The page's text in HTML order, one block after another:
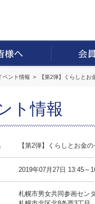
ベント情報 【第2弾】くらしと
ト情報
【第2弾】くらしとお金
2019年07月27日 13:45～
札幌市男女共同参画セン